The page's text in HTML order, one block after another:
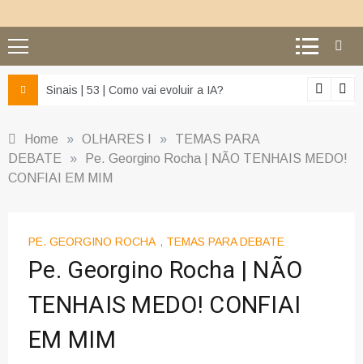
e da misericórdia’
Sinais | 53 | Como vai evoluir a IA?
Home » OLHARES I »
TEMAS PARA
DEBATE
»
Pe. Georgino Rocha | NÃO TENHAIS MEDO!
CONFIAI EM MIM
PE. GEORGINO ROCHA , TEMAS PARA DEBATE
Pe. Georgino Rocha | NÃO
TENHAIS MEDO! CONFIAI
EM MIM